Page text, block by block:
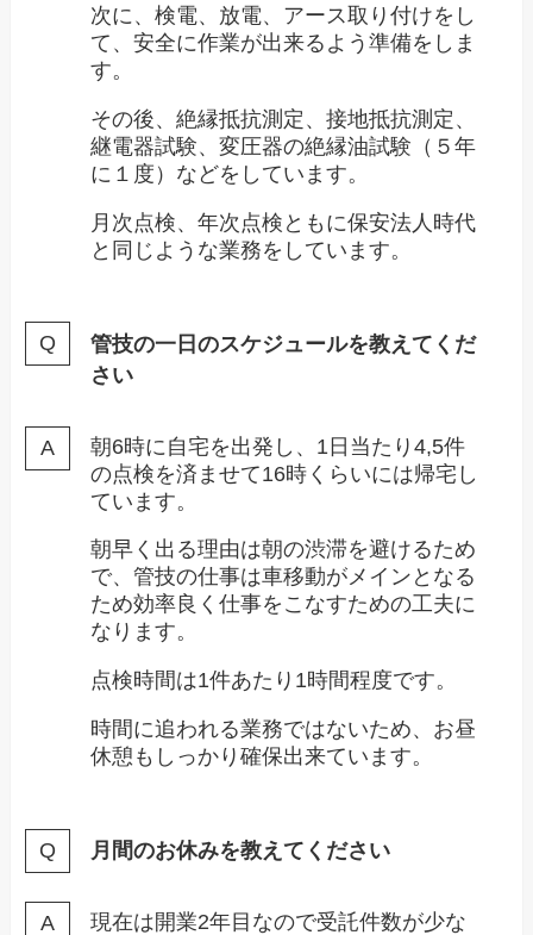
次に、検電、放電、アース取り付けをし
て、安全に作業が出来るよう準備をしま
す。
その後、絶縁抵抗測定、接地抵抗測定、
継電器試験、変圧器の絶縁油試験（５年
に１度）などをしています。
月次点検、年次点検ともに保安法人時代
と同じような業務をしています。
管技の一日のスケジュールを教えてくだ
さい
朝6時に自宅を出発し、1日当たり4,5件
の点検を済ませて16時くらいには帰宅し
ています。
朝早く出る理由は朝の渋滞を避けるため
で、管技の仕事は車移動がメインとなる
ため効率良く仕事をこなすための工夫に
なります。
点検時間は1件あたり1時間程度です。
時間に追われる業務ではないため、お昼
休憩もしっかり確保出来ています。
月間のお休みを教えてください
現在は開業2年目なので受託件数が少な